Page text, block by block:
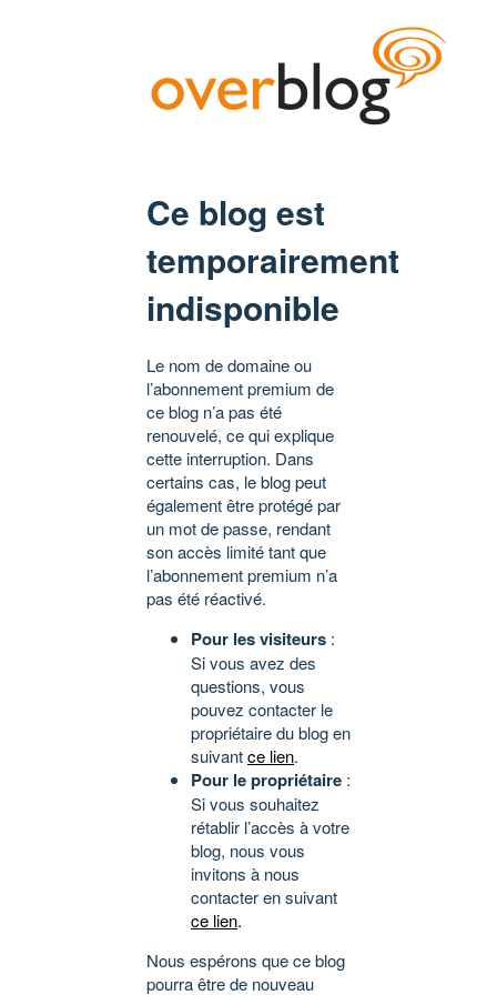
Ce blog est
temporairement
indisponible
Le nom de domaine ou
l’abonnement premium de
ce blog n’a pas été
renouvelé, ce qui explique
cette interruption. Dans
certains cas, le blog peut
également être protégé par
un mot de passe, rendant
son accès limité tant que
l’abonnement premium n’a
pas été réactivé.
Pour les visiteurs :
Si vous avez des
questions, vous
pouvez contacter le
propriétaire du blog en
suivantce lien.
Pour le propriétaire :
Si vous souhaitez
rétablir l’accès à votre
blog, nous vous
invitons à nous
contacter en suivant
ce lien.
Nous espérons que ce blog
pourra être de nouveau